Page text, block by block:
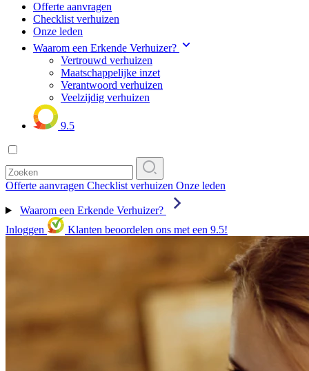
Offerte aanvragen
Checklist verhuizen
Onze leden
Waarom een Erkende Verhuizer?
Vertrouwd verhuizen
Maatschappelijke inzet
Verantwoord verhuizen
Veelzijdig verhuizen
9.5
Offerte aanvragen Checklist verhuizen Onze leden
Waarom een Erkende Verhuizer?
Inloggen
Klanten beoordelen ons met een 9.5!